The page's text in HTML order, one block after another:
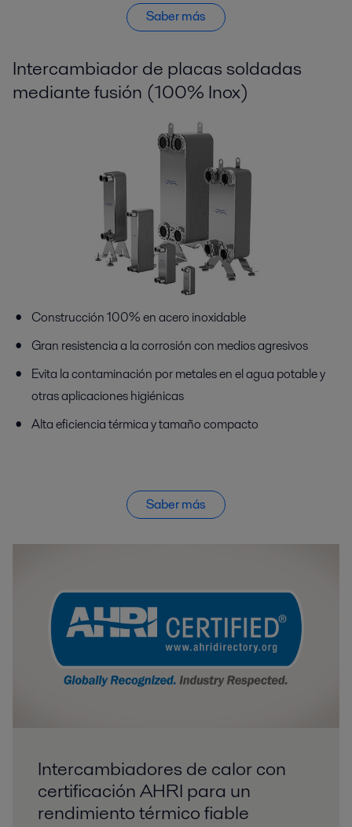
Saber más
Intercambiador de placas soldadas
mediante fusión (100% Inox)
Construcción 100% en acero inoxidable
Gran resistencia a la corrosión con medios agresivos
Evita la contaminación por metales en el agua potable y
otras aplicaciones higiénicas
Alta eficiencia térmica y tamaño compacto
Saber más
Intercambiadores de calor con
certificación AHRI para un
rendimiento térmico fiable